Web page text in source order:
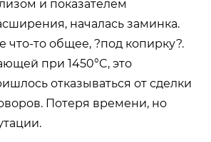
и показателем
началась заминка.
что-то общее, ?под копирку?.
при 1450°C, это
отказываться от сделки
Потеря времени, но